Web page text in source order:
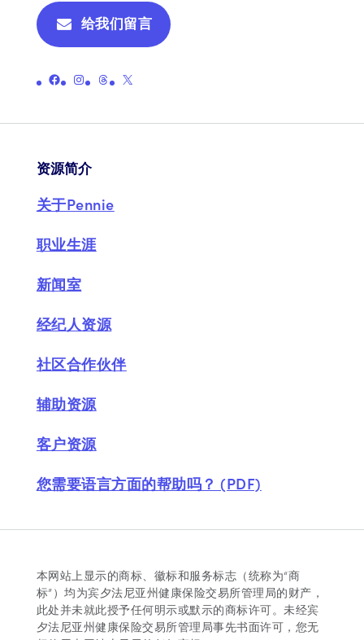
给我们留言
链接至彭尼的官方 Facebook 页面 链接至 Pennie 的官方 Instagram 页面 链接至 Pennie 的官方主题页面 链接至彭尼的官方 X（原 Twitter）页面
资源简介
关于Pennie
职业生涯
新闻室
经纪人资源
社区合作伙伴
辅助资源
客户资源
您需要语言方面的帮助吗？ (PDF)
本网站上显示的商标、徽标和服务标志（统称为“商
标”）均为宾夕法尼亚州健康保险交易所管理局的财产，
此处并未就此授予任何明示或默示的商标许可。未经宾
夕法尼亚州健康保险交易所管理局事先书面许可，您无